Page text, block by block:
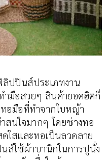
ปปินส์ประเภทงาน
มือสวยๆ สินค้ายอดฮิตก็
อมือที่ทำจากใบหญ้า
สนใจมากๆ โดยช่างทอ
ใสและทอเป็นลวดลาย
ส์ใช้ผ้าบานิกในการปูนั่ง